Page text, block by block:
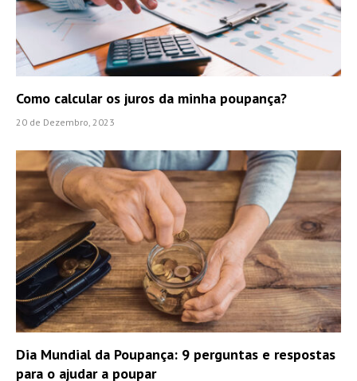
Como calcular os juros da minha poupança?
20 de Dezembro, 2023
Dia Mundial da Poupança: 9 perguntas e respostas
para o ajudar a poupar